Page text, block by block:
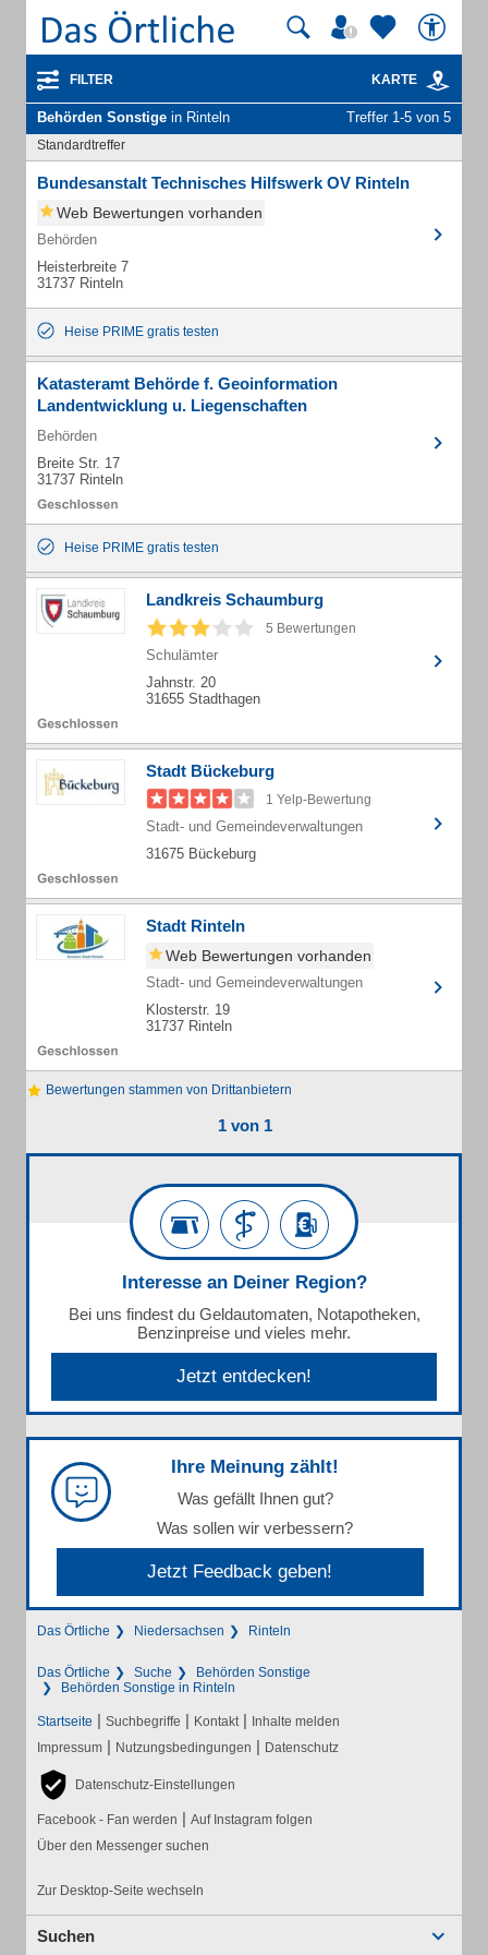
FILTER KARTE
Behörden Sonstige in Rinteln Treffer 1-5 von 5
Standardtreffer
Bundesanstalt Technisches Hilfswerk OV Rinteln
Web Bewertungen vorhanden
Behörden
Heisterbreite 7
31737 Rinteln
Heise PRIME gratis testen
Katasteramt Behörde f. Geoinformation
Landentwicklung u. Liegenschaften
Behörden
Breite Str. 17
31737 Rinteln
Heise PRIME gratis testen
Landkreis Schaumburg
5 Bewertungen
Schulämter
Jahnstr. 20
31655 Stadthagen
Stadt Bückeburg
1 Yelp-Bewertung
Stadt- und Gemeindeverwaltungen
31675 Bückeburg
Stadt Rinteln
Web Bewertungen vorhanden
Stadt- und Gemeindeverwaltungen
Klosterstr. 19
31737 Rinteln
Bewertungen stammen von Drittanbietern
1 von 1
Interesse an Deiner Region?
Bei uns findest du Geldautomaten, Notapotheken,
Benzinpreise und vieles mehr.
Jetzt entdecken!
Ihre Meinung zählt!
Was gefällt Ihnen gut?
Was sollen wir verbessern?
Jetzt Feedback geben!
Das Örtliche Niedersachsen Rinteln
Das Örtliche Suche
Behörden Sonstige
Behörden Sonstige in Rinteln
Startseite | Suchbegriffe | Kontakt | Inhalte melden
Impressum | Nutzungsbedingungen | Datenschutz
Datenschutz-Einstellungen
Facebook - Fan werden | Auf Instagram folgen
Über den Messenger suchen
Zur Desktop-Seite wechseln
Suchen